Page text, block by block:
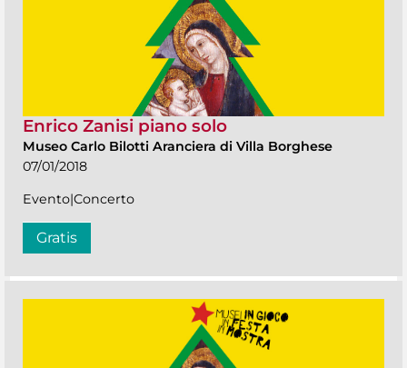
Enrico Zanisi piano solo
Museo Carlo Bilotti Aranciera di Villa Borghese
07/01/2018
Evento|Concerto
Gratis